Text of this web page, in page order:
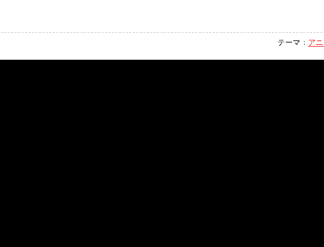
テーマ： アニ